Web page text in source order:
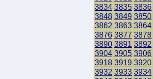
3834 3835 3836
3848 3849 3850
3862 3863 3864
3876 3877 3878
3890 3891 3892
3904 3905 3906
3918 3919 3920
3932 3933 3934